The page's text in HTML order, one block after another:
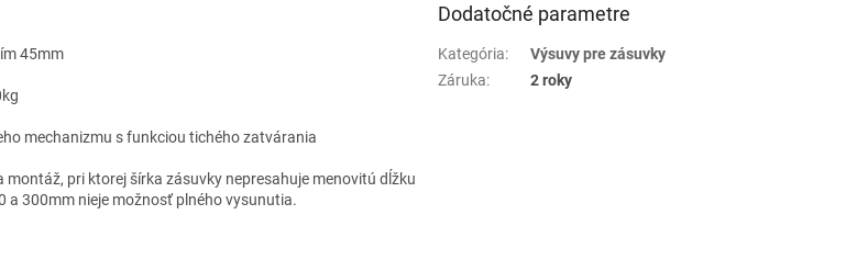
45mm
mechanizmu s funkciou tichého zatvárania
montáž, pri ktorej šírka zásuvky nepresahuje menovitú dĺžku
a 300mm nieje možnosť plného vysunutia.
Dodatočné parametre
Kategória:
Výsuvy pre zásuvky
Záruka: 2 roky